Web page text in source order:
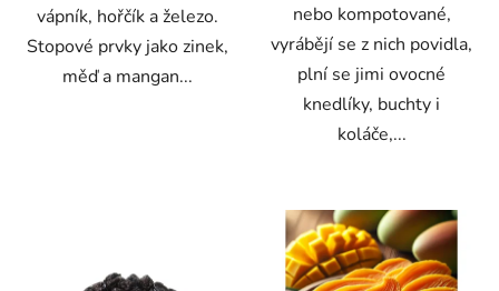
vápník, hořčík a železo.
Stopové prvky jako zinek,
měď a mangan...
nebo kompotované,
vyrábějí se z nich povidla,
plní se jimi ovocné
knedlíky, buchty i
koláče,...